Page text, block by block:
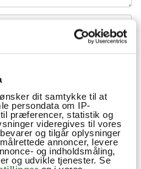
ønsker dit samtykke til at
persondata om IP-
præferencer, statistik og
videregives til vores
og tilgår oplysninger
annoncer, levere
og indholdsmåling,
og udvikle tjenester. Se